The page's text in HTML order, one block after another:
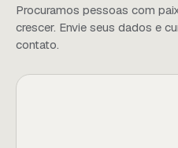
Procuramos pessoas com
crescer. Envie seus dados e
contato.